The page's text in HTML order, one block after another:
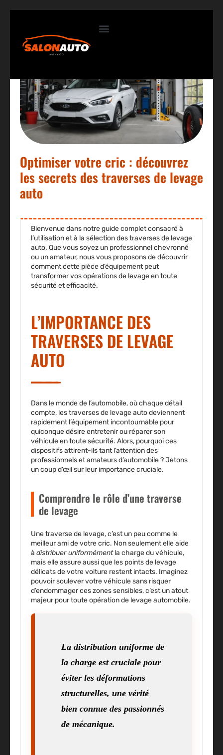
Optimiser votre cric : découvrez
les secrets des traverses de levage
auto
Bienvenue dans notre guide complet consacré à
l’utilisation et à la sélection des traverses de levage
auto. Que vous soyez un professionnel chevronné
ou un amateur, nous vous proposons de découvrir
comment cette pièce d’équipement peut
transformer vos opérations de levage en toute
sécurité et efficacité.
L’IMPORTANCE DES
TRAVERSES DE LEVAGE
AUTO
Dans le monde de l’automobile, où chaque détail
compte, les traverses de levage auto deviennent
rapidement l’équipement incontournable pour
quiconque désire entretenir ou réparer son
véhicule en toute sécurité. Alors, pourquoi ces
dispositifs attirent-ils tant l’attention des
professionnels et amateurs d’automobile ? Jetons
un coup d’œil sur leur importance cruciale.
Comprendre le rôle d’une traverse
de levage
Une traverse de levage, c’est un peu comme le
meilleur ami de votre cric. Non seulement elle aide
à distribuer uniformémentla charge du véhicule,
mais elle assure aussi que les points de levage
délicats de votre voiture restent intacts. Imaginez
pouvoir soulever votre véhicule sans risquer
d’endommager ces zones sensibles, c’est un atout
majeur pour toute opération de levage automobile.
La distribution uniforme de
la charge est cruciale pour
éviter les déformations
structurelles, une vérité
bien connue des passionnés
de mécanique.